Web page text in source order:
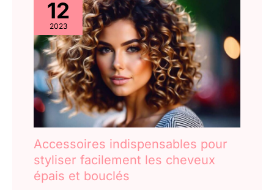
12
2023
Accessoires indispensables pour
styliser facilement les cheveux
épais et bouclés